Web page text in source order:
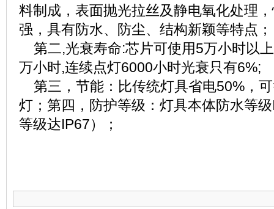
料制成，表面抛光拉丝及静电氧化处理
强，具有防水、防尘、结构新颖等特点；
第二,光衰寿命:芯片可使用5万小时以
万小时,连续点灯6000小时光衰只有6%;
第三，节能：比传统灯具省电50%，
灯；第四，防护等级：灯具本体防水等
等级达IP67）；